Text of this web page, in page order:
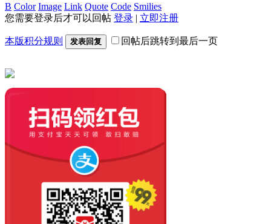
B Color Image Link Quote Code Smilies
您需要登录后才可以回帖 登录 | 立即注册
本版积分规则 发表回复 回帖后跳转到最后一页